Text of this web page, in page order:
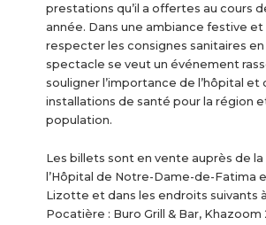
prestations qu’il a offertes au cours
année. Dans une ambiance festive et
respecter les consignes sanitaires en
spectacle se veut un événement
souligner l’importance de l’hôpital et
installations de santé pour la région
population.
Les billets sont en vente auprès de
l’Hôpital de Notre-Dame-de-Fatima
Lizotte et dans les endroits suivants
Pocatière : Buro Grill & Bar,